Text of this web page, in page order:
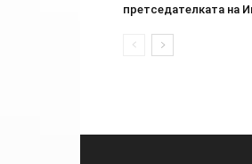
претседателката на